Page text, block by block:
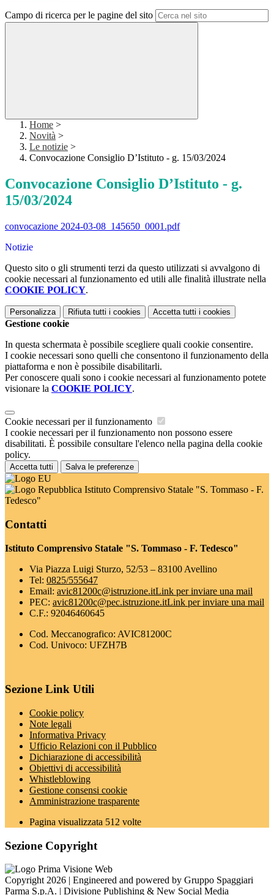
Campo di ricerca per le pagine del sito
Home >
Novità >
Le notizie >
Convocazione Consiglio D’Istituto - g. 15/03/2024
Convocazione Consiglio D’Istituto - g.
15/03/2024
convocazione 2024-03-08_145650_0001.pdf
Notizie
Questo sito o gli strumenti terzi da questo utilizzati si avvalgono di
cookie necessari al funzionamento ed utili alle finalità illustrate nella
COOKIE POLICY.
Personalizza Rifiuta tutti i cookies Accetta tutti i cookies
Gestione cookie
In questa schermata è possibile scegliere quali cookie consentire.
I cookie necessari sono quelli che consentono il funzionamento della
piattaforma e non è possibile disabilitarli.
Per conoscere quali sono i cookie necessari al funzionamento potete
visionare la COOKIE POLICY.
Cookie necessari per il funzionamento
I cookie necessari per il funzionamento non possono essere
disabilitati. È possibile consultare l'elenco nella pagina della cookie
policy.
Accetta tutti Salva le preferenze
Istituto Comprensivo Statale "S. Tommaso - F.
Tedesco"
Contatti
Istituto Comprensivo Statale "S. Tommaso - F. Tedesco"
Via Piazza Luigi Sturzo, 52/53 – 83100 Avellino
Tel: 0825/555647
Email: avic81200c@istruzione.itLink per inviare una mail
PEC: avic81200c@pec.istruzione.itLink per inviare una mail
C.F.: 92046460645
Cod. Meccanografico: AVIC81200C
Cod. Univoco: UFZH7B
Sezione Link Utili
Cookie policy
Note legali
Informativa Privacy
Ufficio Relazioni con il Pubblico
Dichiarazione di accessibilità
Obiettivi di accessibilità
Whistleblowing
Gestione consensi cookie
Amministrazione trasparente
Pagina visualizzata 512 volte
Sezione Copyright
Copyright 2026 | Engineered and powered by Gruppo Spaggiari
Parma S.p.A. | Divisione Publishing & New Social Media